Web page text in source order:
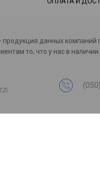
продукция данных
то, что у нас в
(050)